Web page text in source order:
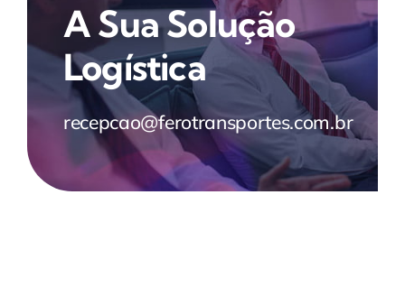
A Sua Solução
Logística
recepcao@ferotransportes.com.br